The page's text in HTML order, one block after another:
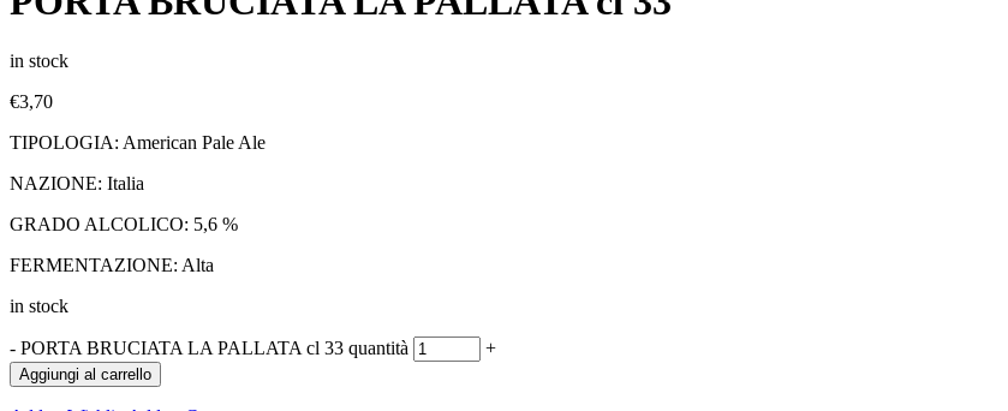
in stock
€3,70
TIPOLOGIA: American Pale Ale
NAZIONE: Italia
GRADO ALCOLICO: 5,6 %
FERMENTAZIONE: Alta
in stock
- PORTA BRUCIATA LA PALLATA cl 33 quantità +
Aggiungi al carrello